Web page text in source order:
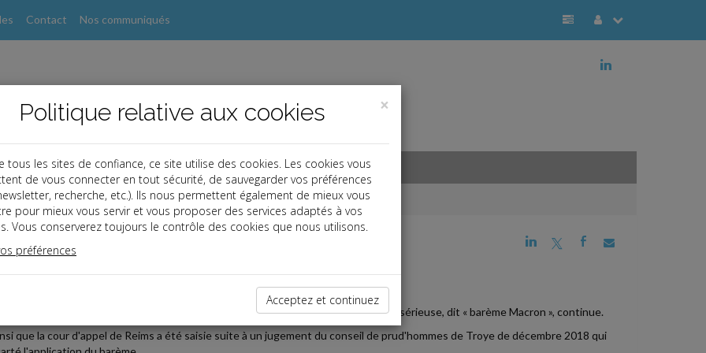
Contact Nos communiqués
j
j a b
10-08
MACRON : DÉCISION DE LA COUR D'APPEL DE REIMS
judiciaire sur le barème d'indemnisation des licenciements sans cause réelle sérieuse, dit « barème Macron », continue.
que la cour d'appel de Reims a été saisie suite à un jugement du conseil de prud'hommes de Troye de décembre 2018 qui
×
Politique relative aux cookies
tous les sites de confiance, ce site utilise des cookies. Les cookies vous
de vous connecter en tout sécurité, de sauvegarder vos préférences
recherche, etc.). Ils nous permettent également de mieux vous
pour mieux vous servir et vous proposer des services adaptés à vos
Vous conserverez toujours le contrôle des cookies que nous utilisons.
préférences
Acceptez et continuez